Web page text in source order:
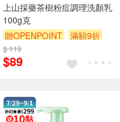
上山採藥茶樹粉痘調理洗顏乳
100g克
贈OPENPOINT
滿額9折
贈$200
$ 119
$89